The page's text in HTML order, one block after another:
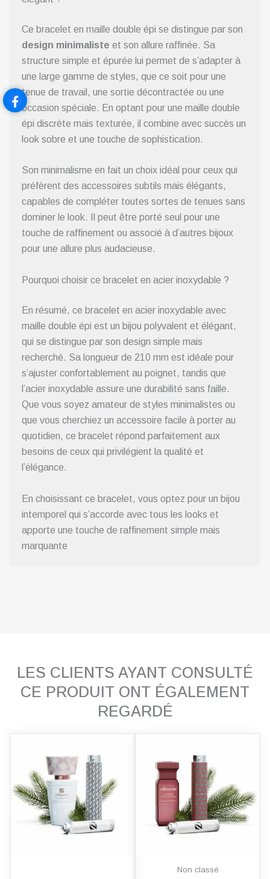
Ce bracelet en maille double épi se distingue par son
design minimaliste et son allure raffinée. Sa
structure simple et épurée lui permet de s’adapter à
une large gamme de styles, que ce soit pour une
tenue de travail, une sortie décontractée ou une
occasion spéciale. En optant pour une maille double
épi discrète mais texturée, il combine avec succès un
look sobre et une touche de sophistication.
Son minimalisme en fait un choix idéal pour ceux qui
préfèrent des accessoires subtils mais élégants,
capables de compléter toutes sortes de tenues sans
dominer le look. Il peut être porté seul pour une
touche de raffinement ou associé à d’autres bijoux
pour une allure plus audacieuse.
Pourquoi choisir ce bracelet en acier inoxydable ?
En résumé, ce bracelet en acier inoxydable avec
maille double épi est un bijou polyvalent et élégant,
qui se distingue par son design simple mais
recherché. Sa longueur de 210 mm est idéale pour
s’ajuster confortablement au poignet, tandis que
l’acier inoxydable assure une durabilité sans faille.
Que vous soyez amateur de styles minimalistes ou
que vous cherchiez un accessoire facile à porter au
quotidien, ce bracelet répond parfaitement aux
besoins de ceux qui privilégient la qualité et
l’élégance.
En choisissant ce bracelet, vous optez pour un bijou
intemporel qui s’accorde avec tous les looks et
apporte une touche de raffinement simple mais
marquante
LES CLIENTS AYANT CONSULTÉ
CE PRODUIT ONT ÉGALEMENT
REGARDÉ
Non classé